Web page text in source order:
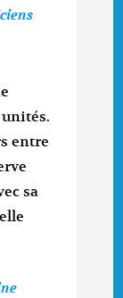
entre
sa